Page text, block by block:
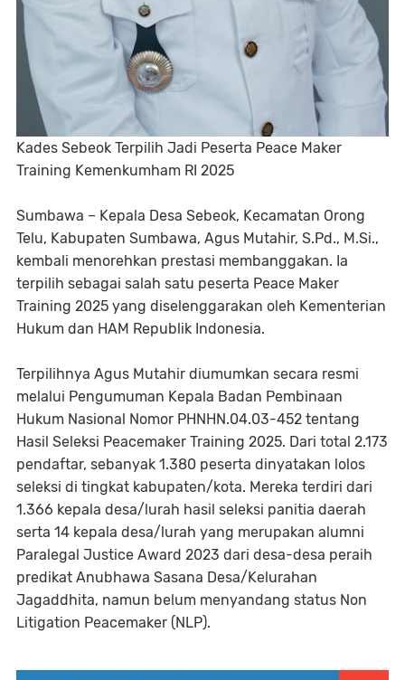
Kades Sebeok Terpilih Jadi Peserta Peace Maker
Training Kemenkumham RI 2025
Sumbawa – Kepala Desa Sebeok, Kecamatan Orong
Telu, Kabupaten Sumbawa, Agus Mutahir, S.Pd., M.Si.,
kembali menorehkan prestasi membanggakan. Ia
terpilih sebagai salah satu peserta Peace Maker
Training 2025 yang diselenggarakan oleh Kementerian
Hukum dan HAM Republik Indonesia.
Terpilihnya Agus Mutahir diumumkan secara resmi
melalui Pengumuman Kepala Badan Pembinaan
Hukum Nasional Nomor PHNHN.04.03-452 tentang
Hasil Seleksi Peacemaker Training 2025. Dari total 2.173
pendaftar, sebanyak 1.380 peserta dinyatakan lolos
seleksi di tingkat kabupaten/kota. Mereka terdiri dari
1.366 kepala desa/lurah hasil seleksi panitia daerah
serta 14 kepala desa/lurah yang merupakan alumni
Paralegal Justice Award 2023 dari desa-desa peraih
predikat Anubhawa Sasana Desa/Kelurahan
Jagaddhita, namun belum menyandang status Non
Litigation Peacemaker (NLP).